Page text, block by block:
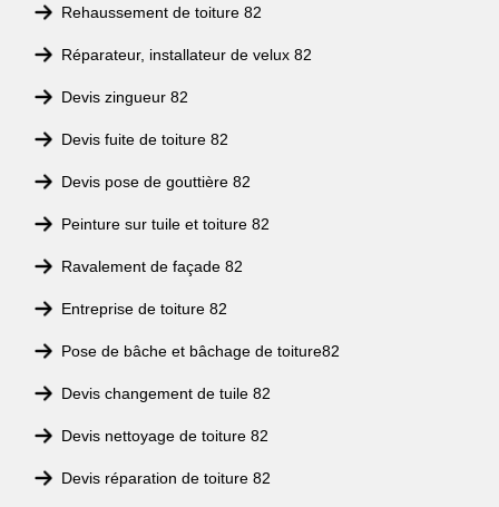
Rehaussement de toiture 82
Réparateur, installateur de velux 82
Devis zingueur 82
Devis fuite de toiture 82
Devis pose de gouttière 82
Peinture sur tuile et toiture 82
Ravalement de façade 82
Entreprise de toiture 82
Pose de bâche et bâchage de toiture82
Devis changement de tuile 82
Devis nettoyage de toiture 82
Devis réparation de toiture 82